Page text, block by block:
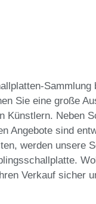
Sie eine große
Künstlern. Neben
Angebote sind
werden
Verkauf sicher